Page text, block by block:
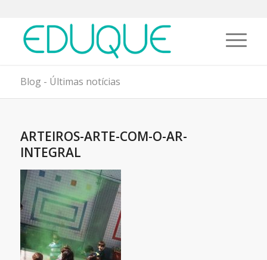
Blog - Últimas notícias
ARTEIROS-ARTE-COM-O-AR-
INTEGRAL